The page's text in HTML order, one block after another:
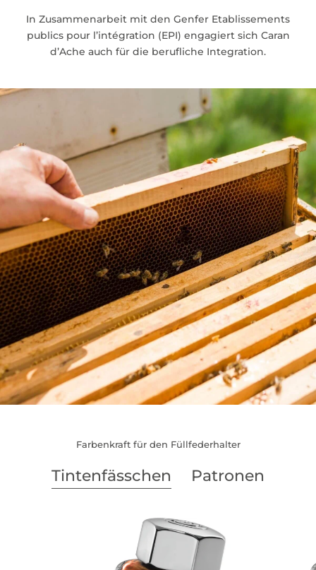
In Zusammenarbeit mit den Genfer Etablissements
publics pour l’intégration (EPI) engagiert sich Caran
d’Ache auch für die berufliche Integration.
Farbenkraft für den Füllfederhalter
Tintenfässchen Patronen